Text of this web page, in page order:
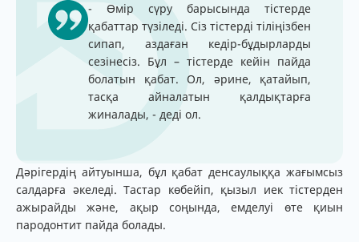
- Өмір сүру барысында тістерде
қабаттар түзіледі. Сіз тістерді тіліңізбен
сипап, аздаған кедір-бұдырларды
сезінесіз. Бұл – тістерде кейін пайда
болатын қабат. Ол, әрине, қатайып,
тасқа айналатын қалдықтарға
жиналады, - деді ол.
Дәрігердің айтуынша, бұл қабат денсаулыққа жағымсыз
салдарға әкеледі. Тастар көбейіп, қызыл иек тістерден
ажырайды және, ақыр соңында, емделуі өте қиын
пародонтит пайда болады.